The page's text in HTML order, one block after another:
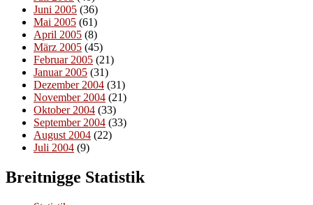
Juni 2005 (36)
Mai 2005 (61)
April 2005 (8)
März 2005 (45)
Februar 2005 (21)
Januar 2005 (31)
Dezember 2004 (31)
November 2004 (21)
Oktober 2004 (33)
September 2004 (33)
August 2004 (22)
Juli 2004 (9)
Breitnigge Statistik